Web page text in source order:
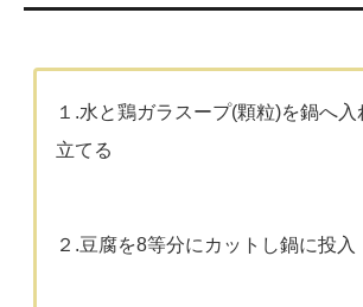
１.水と鶏ガラスープ(顆粒)を鍋へ
立てる
２.豆腐を8等分にカットし鍋に投入